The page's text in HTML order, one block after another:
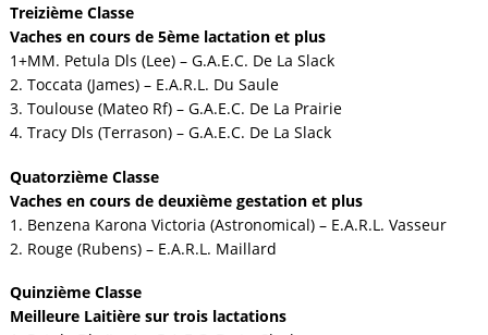
Treizième Classe
Vaches en cours de 5ème lactation et plus
1+MM. Petula Dls (Lee) – G.A.E.C. De La Slack
2. Toccata (James) – E.A.R.L. Du Saule
3. Toulouse (Mateo Rf) – G.A.E.C. De La Prairie
4. Tracy Dls (Terrason) – G.A.E.C. De La Slack
Quatorzième Classe
Vaches en cours de deuxième gestation et plus
1. Benzena Karona Victoria (Astronomical) – E.A.R.L. Vasseur
2. Rouge (Rubens) – E.A.R.L. Maillard
Quinzième Classe
Meilleure Laitière sur trois lactations